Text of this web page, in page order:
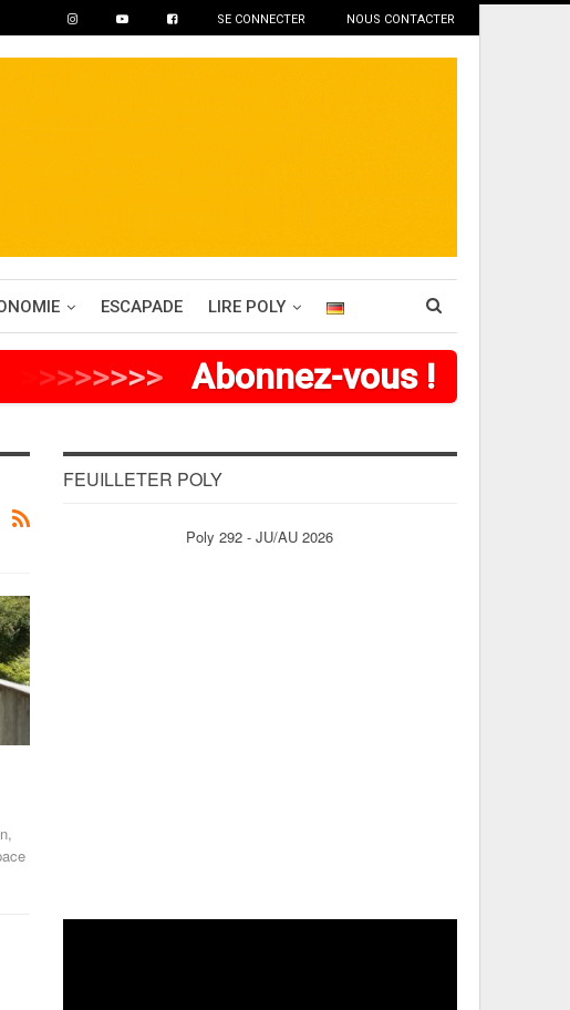
SE CONNECTER NOUS CONTACTER
ESCAPADE LIRE POLY
>>>>> > Abonnez-vous !
FEUILLETER POLY
Poly 292 - JU/AU 2026